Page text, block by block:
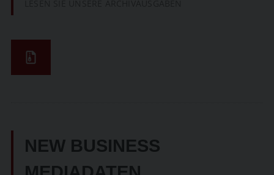
NEW BUSINESS